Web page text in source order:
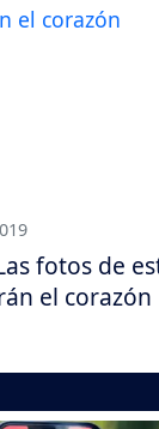
fotos de
el corazón